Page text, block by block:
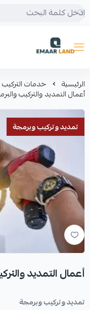
إعمار لاند
الرئيسية خدمات التركيب
أعمال التمديد والتركيب
تمديد وتركيب وبرمجة
أعمال التمديد
تمديد وتركيب وبرمجة